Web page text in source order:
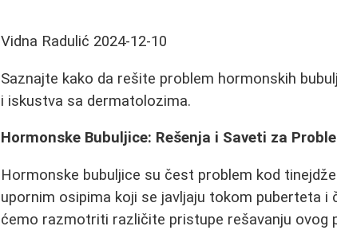
Vidna Radulić 2024-12-10
Saznajte kako da rešite problem hormonskih
i iskustva sa dermatolozima.
Hormonske Bubuljice: Rešenja i Saveti za
Hormonske bubuljice su čest problem kod
upornim osipima koji se javljaju tokom puberteta i
ćemo razmotriti različite pristupe rešavanju ovog